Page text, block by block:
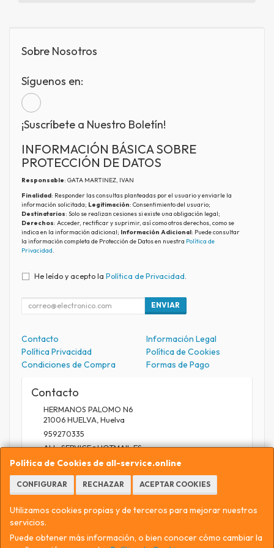
Política de Cookies de all-service.online
CONFIGURAR RECHAZAR ACEPTAR COOKIES
Utilizamos cookies propias y de terceros para mejorar nuestros
servicios.
Puede obtener más información, o bien conocer cómo cambiar la
Sobre Nosotros
Síguenos en:
¡Suscríbete a Nuestro Boletín!
INFORMACIÓN BÁSICA SOBRE
PROTECCIÓN DE DATOS
Responsable: GATA MARTINEZ, IVAN
Finalidad: Responder las consultas planteadas por el usuario y enviarle la
información solicitada; Legitimación: Consentimiento del usuario;
Destinatarios: Solo se realizan cesiones si existe una obligación legal;
Derechos: Acceder, rectificar y suprimir, así como otros derechos, como se
indica en la información adicional; Información Adicional: Puede consultar
la información completa de Protección de Datos en nuestra Política de
Privacidad.
He leído y acepto la Política de Privacidad
ENVIAR
Contacto
Información Legal
Política Privacidad
Política de Cookies
Condiciones de Compra
Formas de Pago
Contacto
HERMANOS PALOMO N6
21006HUELVA Huelva
959270335
ALL_SERVICE@HOTMAIL.ES
Horario
9.30 A 13.30 / 17 A 20.30